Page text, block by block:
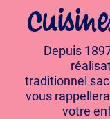
Depuis
traditionnel
vous
votre